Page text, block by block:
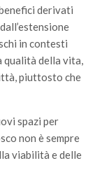
derivati
in contesti
qualità della vita,
piuttosto che
spazi per
non è sempre
viabilità e delle